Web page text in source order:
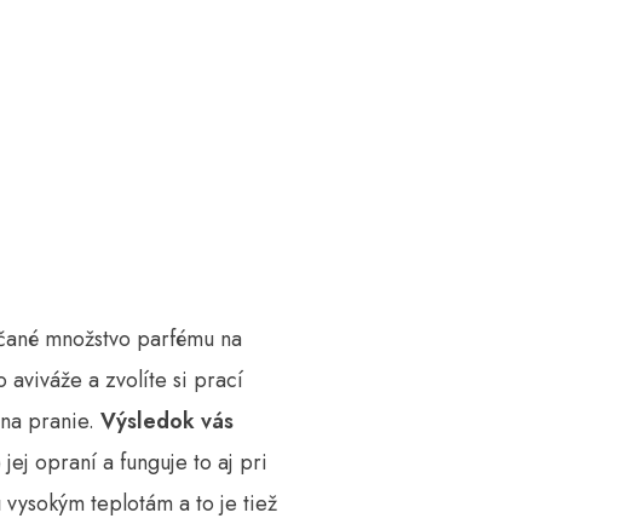
množstvo parfému na
aviváže a zvolíte si prací
pranie. Výsledok vás
opraní a funguje to aj pri
teplotám a to je tiež